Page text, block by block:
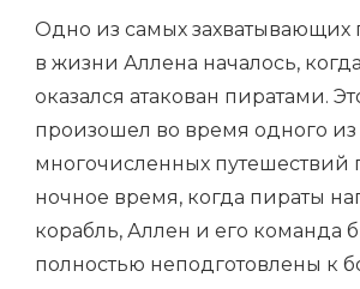
Одно из самых
в жизни Аллена началось,
оказался атакован пиратами.
произошел во время одного из
многочисленных путешествий
ночное время, когда пираты
корабль, Аллен и его команда
полностью неподготовлены к